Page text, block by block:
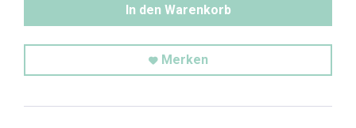
In den Warenkorb
Merken